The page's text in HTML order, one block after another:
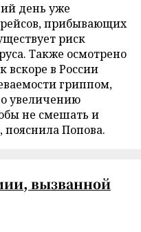
день уже
прибывающих
риск
Также осмотрено
вскоре в России
гриппом,
увеличению
не смешать и
пояснила Попова.
вызванной